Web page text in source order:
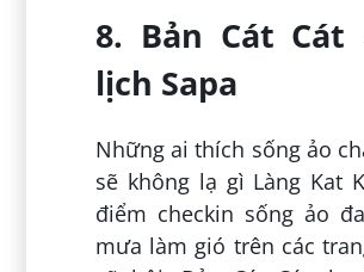
8. Bản Cát Cát
lịch Sapa
Những ai thích sống ảo
sẽ không lạ gì Làng Kat
điểm checkin sống ảo
mưa làm gió trên các